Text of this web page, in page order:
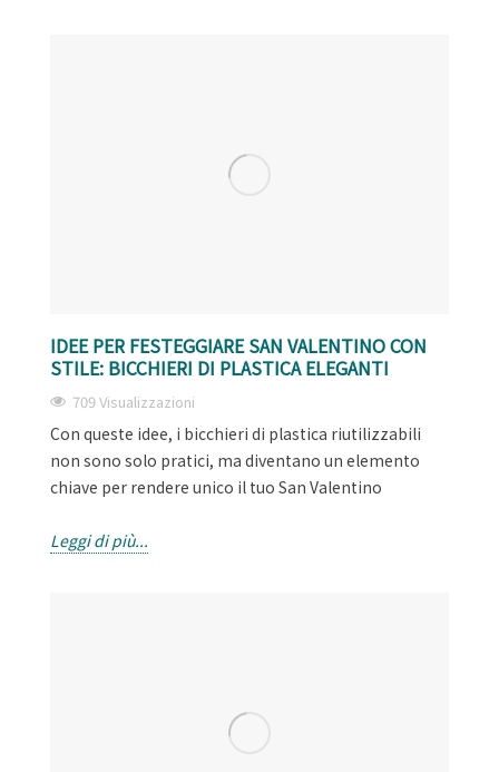
IDEE PER FESTEGGIARE SAN VALENTINO CON
STILE: BICCHIERI DI PLASTICA ELEGANTI
709 Visualizzazioni
Con queste idee, i bicchieri di plastica riutilizzabili
non sono solo pratici, ma diventano un elemento
chiave per rendere unico il tuo San Valentino
Leggi di più...